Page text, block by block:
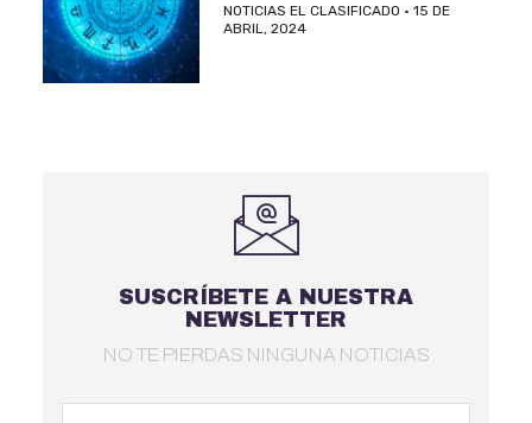
NOTICIAS EL CLASIFICADO
15 DE
ABRIL, 2024
SUSCRÍBETE A NUESTRA
NEWSLETTER
NO TE PIERDAS NINGUNA NOTICIAS